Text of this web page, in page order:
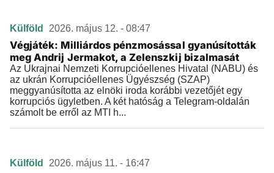
Külföld 2026. május 12. - 08:47
Végjáték: Milliárdos pénzmosással gyanúsították
meg Andrij Jermakot, a Zelenszkij bizalmasát
Az Ukrajnai Nemzeti Korrupcióellenes Hivatal (NABU) és
az ukrán Korrupcióellenes Ügyészség (SZAP)
meggyanúsította az elnöki iroda korábbi vezetőjét egy
korrupciós ügyletben. A két hatóság a Telegram-oldalán
számolt be erről az MTI h...
Külföld 2026. május 11. - 16:47